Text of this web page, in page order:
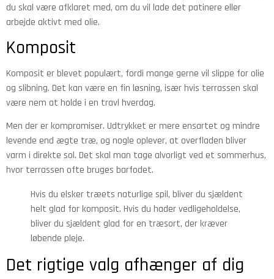
du skal være afklaret med, om du vil lade det patinere eller
arbejde aktivt med olie.
Komposit
Komposit er blevet populært, fordi mange gerne vil slippe for olie
og slibning. Det kan være en fin løsning, især hvis terrassen skal
være nem at holde i en travl hverdag.
Men der er kompromiser. Udtrykket er mere ensartet og mindre
levende end ægte træ, og nogle oplever, at overfladen bliver
varm i direkte sol. Det skal man tage alvorligt ved et sommerhus,
hvor terrassen ofte bruges barfodet.
Hvis du elsker træets naturlige spil, bliver du sjældent
helt glad for komposit. Hvis du hader vedligeholdelse,
bliver du sjældent glad for en træsort, der kræver
løbende pleje.
Det rigtige valg afhænger af dig